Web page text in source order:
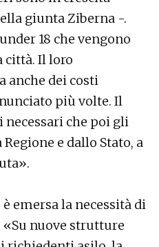
giunta Ziberna -.
18 che vengono
città. Il loro
anche dei costi
più volte. Il
che poi gli
e dallo Stato, a
emersa la necessità di
«Su nuove strutture